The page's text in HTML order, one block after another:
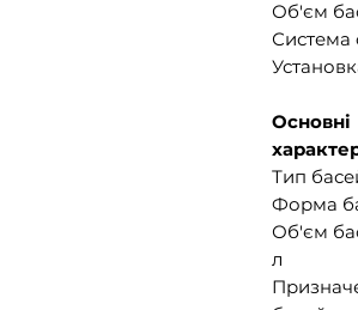
Об'єм
Система
Основні
Тип
Форма
Об'єм
л